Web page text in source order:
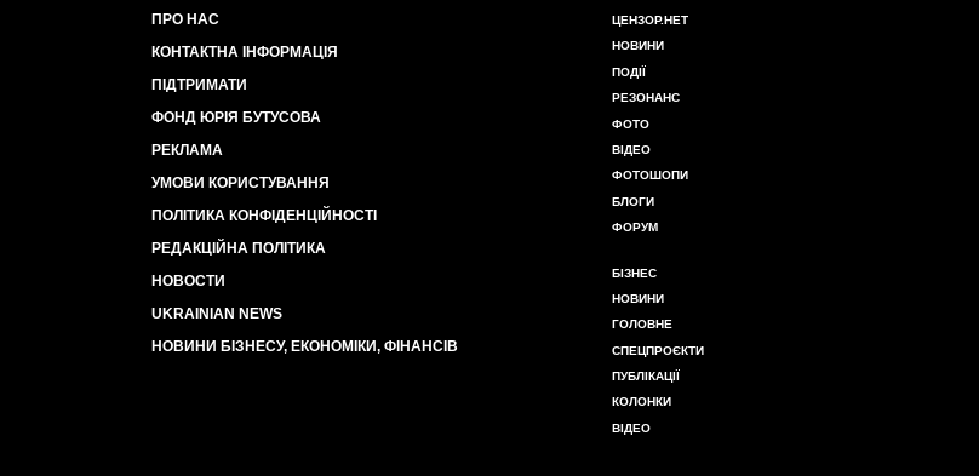
ПРО НАС
КОНТАКТНА ІНФОРМАЦІЯ
ПІДТРИМАТИ
ФОНД ЮРІЯ БУТУСОВА
РЕКЛАМА
УМОВИ КОРИСТУВАННЯ
ПОЛІТИКА КОНФІДЕНЦІЙНОСТІ
РЕДАКЦІЙНА ПОЛІТИКА
НОВОСТИ
UKRAINIAN NEWS
НОВИНИ БІЗНЕСУ, ЕКОНОМІКИ, ФІНАНСІВ
ЦЕНЗОР.НЕТ
НОВИНИ
ПОДІЇ
РЕЗОНАНС
ФОТО
ВІДЕО
ФОТОШОПИ
БЛОГИ
ФОРУМ
БІЗНЕС
НОВИНИ
ГОЛОВНЕ
СПЕЦПРОЄКТИ
ПУБЛІКАЦІЇ
КОЛОНКИ
ВІДЕО